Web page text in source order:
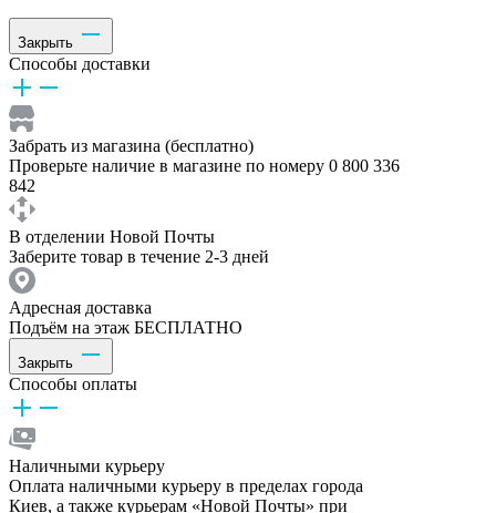
Закрыть
Способы доставки
Забрать из магазина (бесплатно)
Проверьте наличие в магазине по номеру 0 800 336
842
В отделении Новой Почты
Заберите товар в течение 2-3 дней
Адресная доставка
Подъём на этаж БЕСПЛАТНО
Закрыть
Способы оплаты
Наличными курьеру
Оплата наличными курьеру в пределах города
Киев, а также курьерам «Новой Почты» при